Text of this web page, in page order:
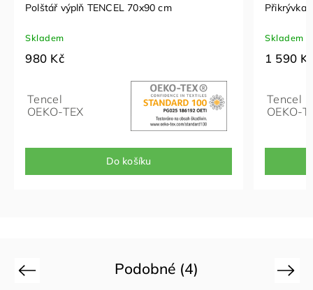
Polštář výplň TENCEL 70x90 cm
Skladem
980 Kč
Do košíku
Tencel
OEKO-TEX
Přikrývka
Skladem
1 590
Tencel
OEKO-
Podobné (4)
Previous Next